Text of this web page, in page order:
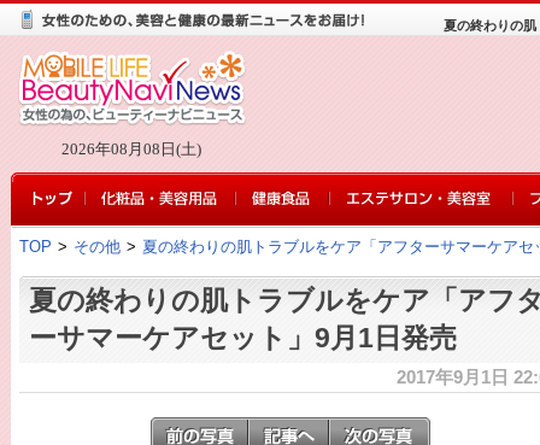
2026年08月08日(土)
夏の終わりの肌
TOP > その他 > 夏の終わりの肌トラブルをケア「アフターサマーケアセ
夏の終わりの肌トラブルをケア「アフ
ーサマーケアセット」9月1日発売
2017年9月1日